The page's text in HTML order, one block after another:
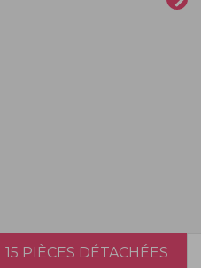
15 PIÈCES DÉTACHÉES